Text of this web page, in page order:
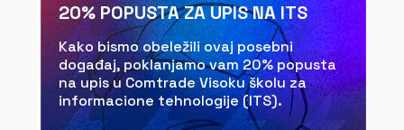
Kako bismo obeležili ovaj posebni
događaj, poklanjamo vam 20% popusta
na upis u Comtrade Visoku školu za
informacione tehnologije (ITS).
20% POPUSTA ZA UPIS NA ITS